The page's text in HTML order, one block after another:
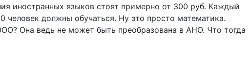
иностранных языков стоят примерно от 300 руб. Каждый
должны обучаться. Ну это просто математика.
Она ведь не может быть преобразована в АНО. Что тогда